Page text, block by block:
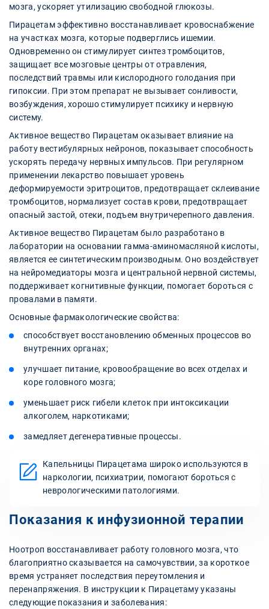
мозга, ускоряет утилизацию свободной глюкозы.
Пирацетам эффективно восстанавливает кровоснабжение
на участках мозга, которые подверглись ишемии.
Одновременно он стимулирует синтез тромбоцитов,
защищает все мозговые центры от отравления,
последствий травмы или кислородного голодания при
гипоксии. При этом препарат не вызывает сонливости,
возбуждения, хорошо стимулирует психику и нервную
систему.
Активное вещество Пирацетам оказывает влияние на
работу вестибулярных нейронов, показывает способность
ускорять передачу нервных импульсов. При регулярном
применении лекарство повышает уровень
деформируемости эритроцитов, предотвращает склеивание
тромбоцитов, нормализует состав крови, предотвращает
опасный застой, отеки, подъем внутричерепного давления.
Активное вещество Пирацетам было разработано в
лаборатории на основании гамма-аминомасляной кислоты,
является ее синтетическим производным. Оно воздействует
на нейромедиаторы мозга и центральной нервной системы,
поддерживает когнитивные функции, помогает бороться с
провалами в памяти.
Основные фармакологические свойства:
способствует восстановлению обменных процессов во
внутренних органах;
улучшает питание, кровообращение во всех отделах и
коре головного мозга;
уменьшает риск гибели клеток при интоксикации
алкоголем, наркотиками;
замедляет дегенеративные процессы.
Капельницы Пирацетама широко используются в
наркологии, психиатрии, помогают бороться с
неврологическими патологиями.
Показания к инфузионной терапии
Ноотроп восстанавливает работу головного мозга, что
благоприятно сказывается на самочувствии, за короткое
время устраняет последствия переутомления и
перенапряжения. В инструкции к Пирацетаму указаны
следующие показания и заболевания: